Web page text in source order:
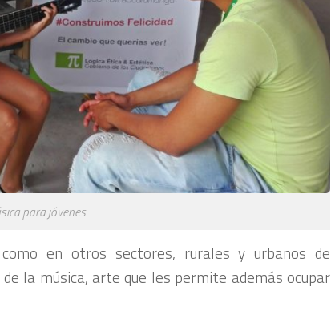
para jóvenes
en otros sectores, rurales y urbanos de
la música, arte que les permite además ocupar